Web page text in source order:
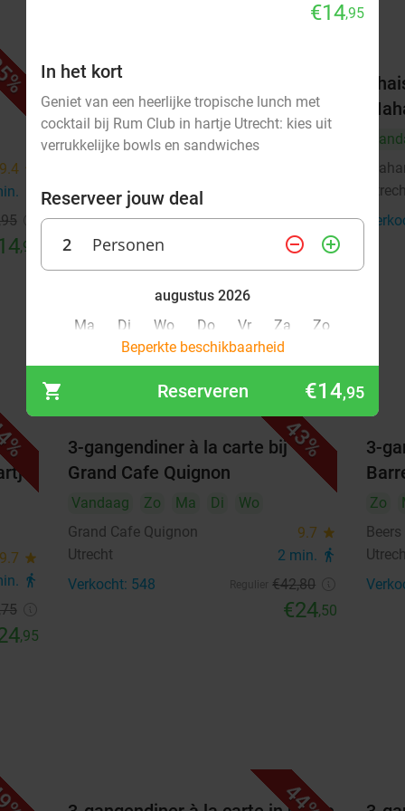
9.4 star
,95
Brunch- of lunchgerecht naar
keuze bij Teds Utrecht
Stadhuisplein
Teds Utrecht Stadhuisplein
Utrecht 1 min.directions_walk
Verkocht: 19 Regulier €14
€9,95
9.7 star
directions_walk
,95
43%
3-gangendiner à la carte bij
Grand Cafe Quignon
Vandaag Zo Ma Di
Wo
Grand Cafe Quignon
9.7 star
Utrecht 2 min. directions_walk
Verkocht: 548 €42,80
€24,50
3-
Zo
€14,95
In het kort
Geniet van een heerlijke tropische lunch met
cocktail bij Rum Club in hartje Utrecht: kies uit
verrukkelijke bowls en sandwiches
Reserveer jouw deal
2 Personen remove_circle_outline add_circle_outline
augustus 2026
Ma
Di Wo Do Vr Za Zo
1 2
10 11 12 13 14 15 16
23
24 25 26 27 30
19
Beperkte beschikbaarheid
Reserveren €14,95